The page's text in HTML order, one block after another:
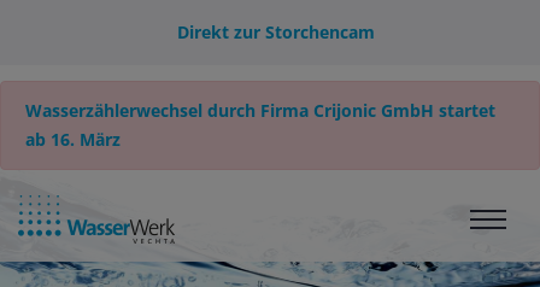
Direkt zur Storchencam
Wasserzählerwechsel durch Firma Crijonic GmbH startet
ab 16. März